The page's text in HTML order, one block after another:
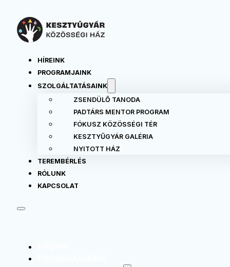
HÍREINK
PROGRAMJAINK
SZOLGÁLTATÁSAINK
ZSENDÜLŐ TANODA
PADTÁRS MENTOR PROGRAM
FÓKUSZ KÖZÖSSÉGI TÉR
KESZTYŰGYÁR GALÉRIA
NYITOTT HÁZ
TEREMBÉRLÉS
RÓLUNK
KAPCSOLAT